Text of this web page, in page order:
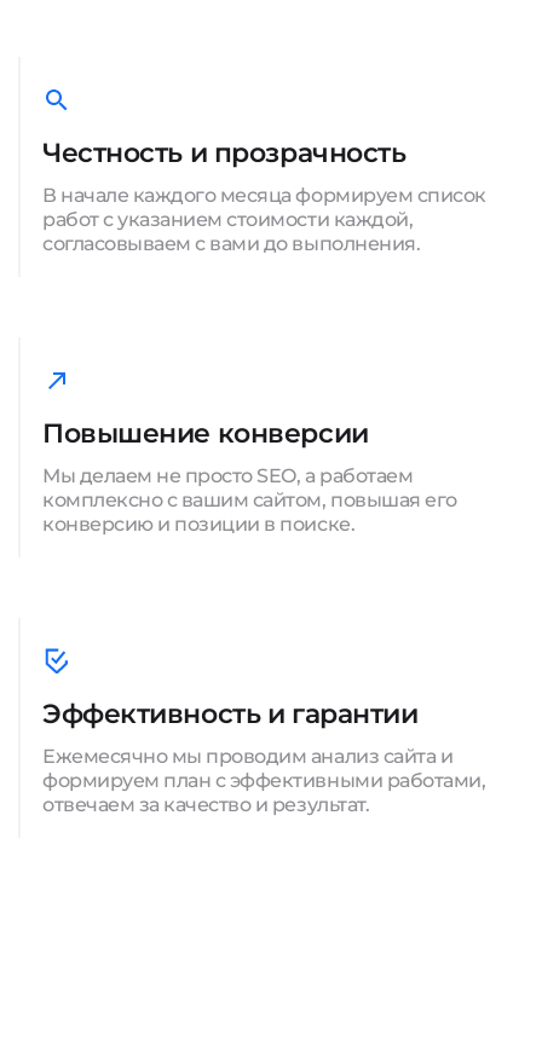
Честность и прозрачность
В начале каждого месяца формируем список
работ с указанием стоимости каждой,
согласовываем с вами до выполнения.
Повышение конверсии
Мы делаем не просто SEO, а работаем
комплексно с вашим сайтом, повышая его
конверсию и позиции в поиске.
Эффективность и гарантии
Ежемесячно мы проводим анализ сайта и
формируем план с эффективными работами,
отвечаем за качество и результат.